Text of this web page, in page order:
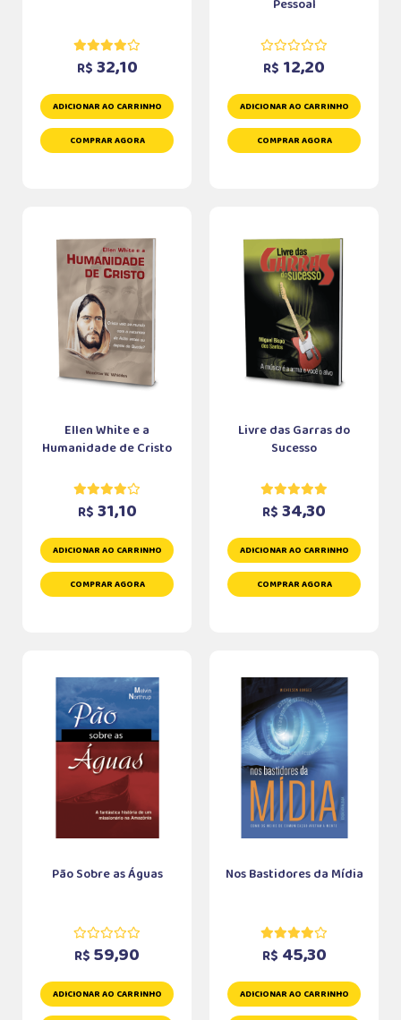
R$ 32,10
ADICIONAR AO CARRINHO
COMPRAR AGORA
Pessoal
R$ 12,20
ADICIONAR AO CARRINHO
COMPRAR AGORA
Ellen White e a
Humanidade de Cristo
R$ 31,10
ADICIONAR AO CARRINHO
COMPRAR AGORA
Livre das Garras do
Sucesso
R$ 34,30
ADICIONAR AO CARRINHO
COMPRAR AGORA
Pão Sobre as Águas
R$ 59,90
ADICIONAR AO CARRINHO
Nos Bastidores da Mídia
R$ 45,30
ADICIONAR AO CARRINHO